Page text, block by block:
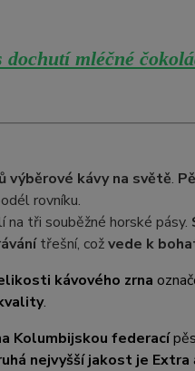
mléčné
výběrové kávy na světě.
rovníku.
na tři souběžné horské pásy.
třešní, cožvede k
kávového zrna
.
Kolumbijskou federací
nejvyšší jakost je Extra